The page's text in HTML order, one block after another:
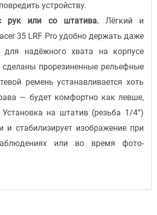
устройству.
рук или со штатива.Лёгкий и
35 LRF Pro удобно держать даже
надёжного хвата на корпусе
сделаны прорезиненные рельефные
ремень устанавливается хоть
— будет комфортно как левше,
на штатив (резьба 1/4“)
и стабилизирует изображение при
или во время фото-